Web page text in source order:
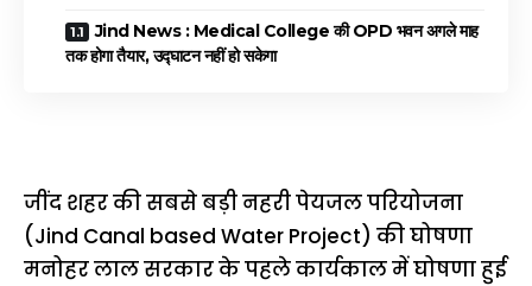
Jind News : Medical College की OPD भवन अगले माह
तक होगा तैयार, उद्घाटन नहीं हो सकेगा
जींद शहर की सबसे बड़ी नहरी पेयजल परियोजना
(Jind Canal based Water Project) की घोषणा
मनोहर लाल सरकार के पहले कार्यकाल में घोषणा हुई